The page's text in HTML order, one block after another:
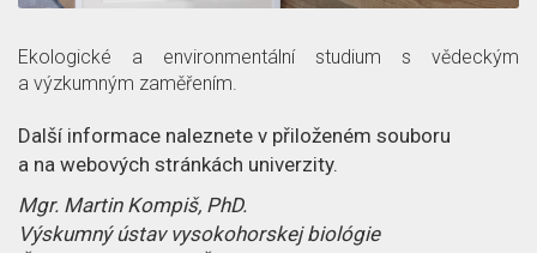
p
ě
t
l
n
c
o
Ekologické a environmentální studium s vědeckým
a výzkumným zaměřením.
Další informace naleznete v přiloženém souboru
a na webových stránkách univerzity.
Mgr. Martin Kompiš, PhD.
Výskumný ústav vysokohorskej biológie